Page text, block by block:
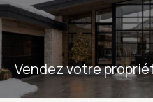
Vendez votre